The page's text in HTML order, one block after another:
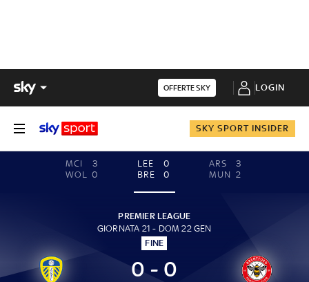
OFFERTE SKY LOGIN
SKY SPORT INSIDER
MCI
3
WOL
0
LEE
0
BRE
0
ARS
3
MUN 2
PREMIER LEAGUE
GIORNATA 21 - DOM 22 GEN
FINE
0 - 0